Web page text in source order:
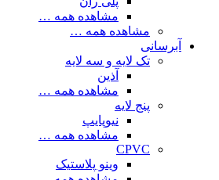
مشاهده همه …
مشاهده همه …
آبرسانی
تک لایه و سه لایه
آذین
مشاهده همه …
پنج لایه
نیوپایپ
مشاهده همه …
CPVC
وینو پلاستیک